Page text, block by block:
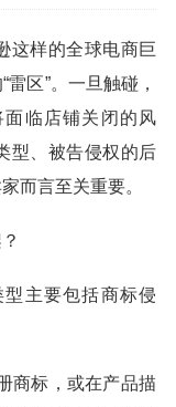
样的全球电商巨
区”。一旦触碰，
临店铺关闭的风
型、被告侵权的后
而言至关重要。
主要包括商标侵
标，或在产品描